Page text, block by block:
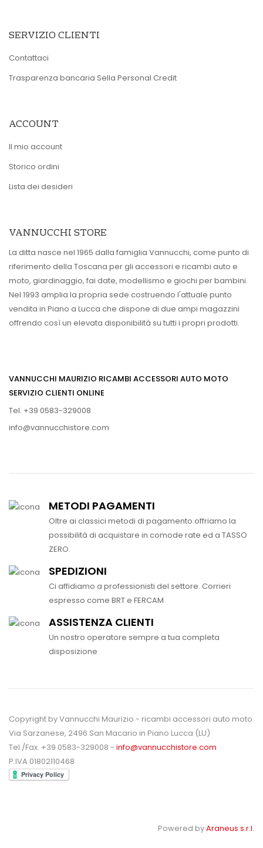
SERVIZIO CLIENTI
Contattaci
Trasparenza bancaria Sella Personal Credit
ACCOUNT
Il mio account
Storico ordini
Lista dei desideri
VANNUCCHI STORE
La ditta nasce nel 1965 dalla famiglia Vannucchi, come punto di
riferimento della Toscana per gli accessori e ricambi auto e
moto, giardinaggio, fai date, modellismo e giochi per bambini.
Nel 1993 amplia la propria sede costruendo l'attuale punto
vendita in Piano a Lucca che dispone di due ampi magazzini
offrendo così un elevata disponibilità su tutti i propri prodotti.
VANNUCCHI MAURIZIO RICAMBI ACCESSORI AUTO MOTO
SERVIZIO CLIENTI ONLINE
Tel. +39 0583-329008
info@vannucchistore.com
METODI PAGAMENTI
Oltre ai classici metodi di pagamento offriamo la
possibilità di acquistare in comode rate ed a TASSO
ZERO.
SPEDIZIONI
Ci affidiamo a professionisti del settore. Corrieri
espresso come BRT e FERCAM
ASSISTENZA CLIENTI
Un nostro operatore sempre a tua completa
disposizione
Copyright by Vannucchi Maurizio - ricambi accessori auto moto
Via Sarzanese, 2496 San Macario in Piano Lucca (LU)
Tel./Fax. +39 0583-329008 - info@vannucchistore.com
P.IVA 01802110468
Powered byAraneus s.r.l.